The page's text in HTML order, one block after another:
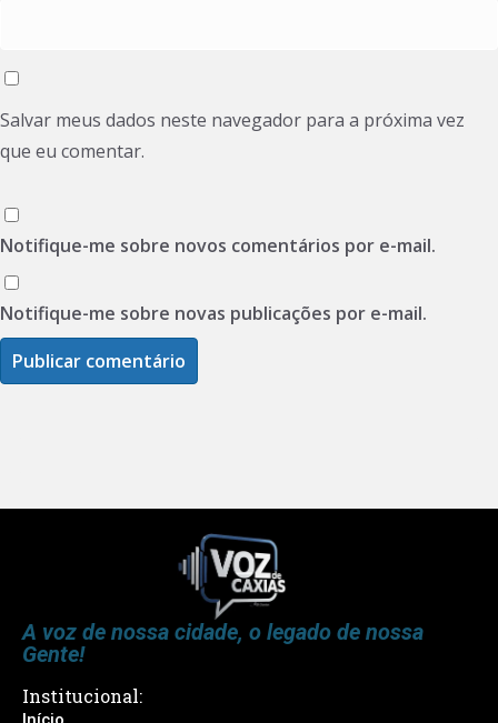
Salvar meus dados neste navegador para a próxima vez
que eu comentar.
Notifique-me sobre novos comentários por e-mail.
Notifique-me sobre novas publicações por e-mail.
A voz de nossa cidade, o legado de nossa
Gente!
Institucional: